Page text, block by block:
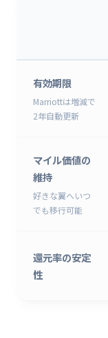
有効期限
Marriottは増減で
2年自動更新
マイル価値の
維持
好きな翼へいつ
でも移行可能
還元率の安定
性